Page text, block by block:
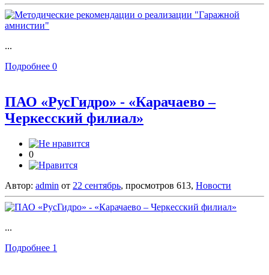
...
Подробнее 0
ПАО «РусГидро» - «Карачаево –
Черкесский филиал»
0
Автор: admin от 22 сентябрь, просмотров 613, Новости
...
Подробнее 1